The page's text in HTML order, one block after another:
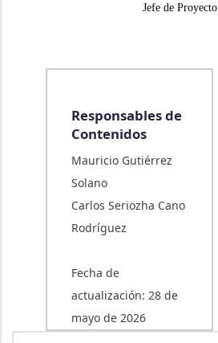
Jefe de Proyecto
Responsables de
Contenidos
Mauricio Gutiérrez
Solano
Carlos Seriozha Cano
Rodríguez
Fecha de
actualización: 28 de
mayo de 2026